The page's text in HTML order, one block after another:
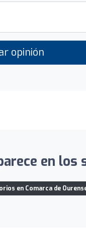
opinión
en los
en Comarca de